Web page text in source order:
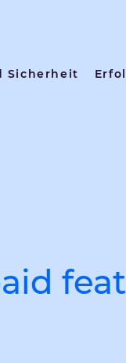
Sicherheit